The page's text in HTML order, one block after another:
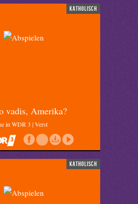
katholisch
vadis, Amerika?
in WDR 3 | Verst
katholisch